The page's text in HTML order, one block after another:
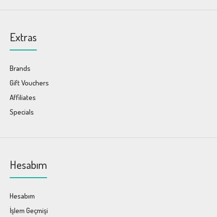
Extras
Brands
Gift Vouchers
Affiliates
Specials
Hesabım
Hesabım
İşlem Geçmişi